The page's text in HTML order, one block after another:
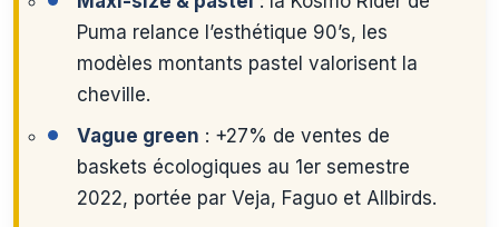
Puma relance l’esthétique 90’s, les
modèles montants pastel valorisent la
cheville.
Vague green : +27% de ventes de
baskets écologiques au 1er semestre
2022, portée par Veja, Faguo et Allbirds.